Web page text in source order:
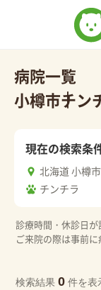
病院一覧
小樽市チン
現在の検索条
北海道 小樽市
チンチラ
診療時間・休診日が
ご来院の際は事前に
検索結果 0 件を表